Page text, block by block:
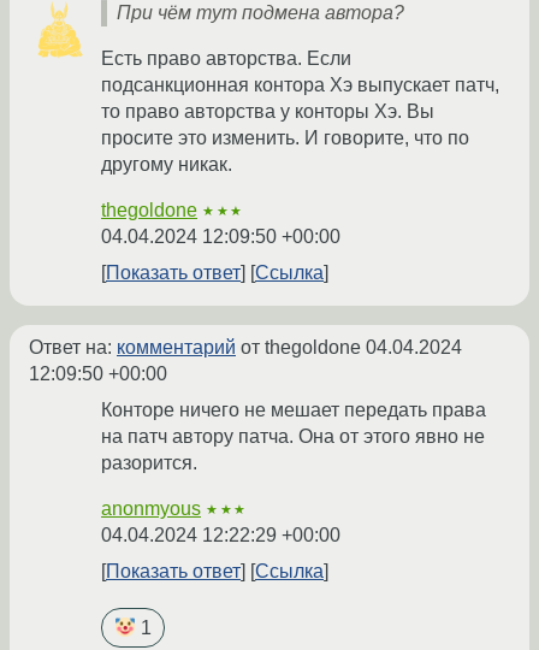
При чём тут подмена автора?
Есть право авторства. Если
подсанкционная контора Хэ выпускает патч,
то право авторства у конторы Хэ. Вы
просите это изменить. И говорите, что по
другому никак.
thegoldone ★★★
04.04.2024 12:09:50 +00:00
Показать ответ
Ссылка
Ответ на: комментарий от thegoldone 04.04.2024
12:09:50 +00:00
Конторе ничего не мешает передать права
на патч автору патча. Она от этого явно не
разорится.
anonmyous ★★★
04.04.2024 12:22:29 +00:00
Показать ответ
Ссылка
1